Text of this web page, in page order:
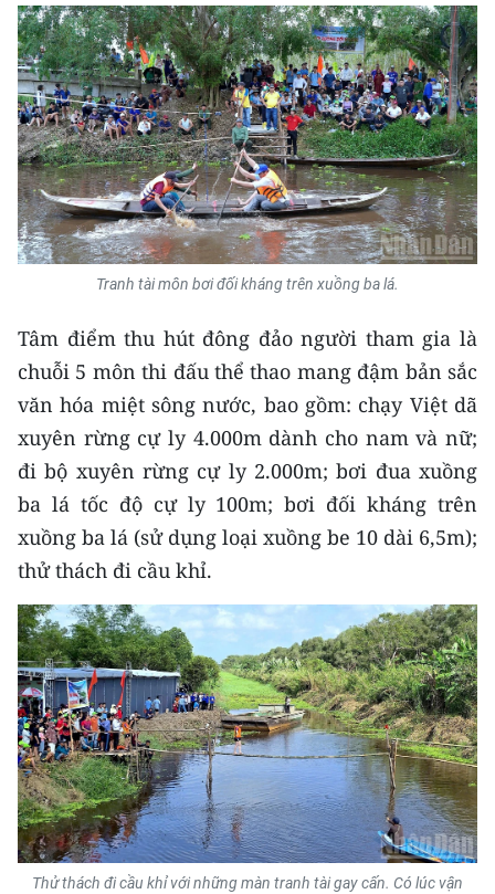
ENGLISH
中文
FRANÇAIS
РУССКИЙ
ESPAÑOL
Tranh tài môn bơi đối kháng trên xuồng ba lá.
Tâm điểm thu hút đông đảo người tham gia là
chuỗi 5 môn thi đấu thể thao mang đậm bản sắc
văn hóa miệt sông nước, bao gồm: chạy Việt dã
xuyên rừng cự ly 4.000m dành cho nam và nữ;
đi bộ xuyên rừng cự ly 2.000m; bơi đua xuồng
ba lá tốc độ cự ly 100m; bơi đối kháng trên
xuồng ba lá (sử dụng loại xuồng be 10 dài 6,5m);
thử thách đi cầu khỉ.
Thử thách đi cầu khỉ với những màn tranh tài gay cấn. Có lúc vận